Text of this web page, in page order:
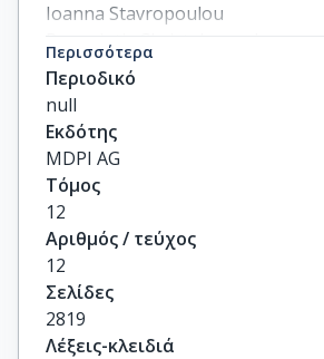
Ioanna Stavropoulou
Panagiotis Christakopoulos
Maria Kasimatis
Panagiota G. Fragouli
Hermis Iatrou
Περισσότερα
Περιοδικό
null
Εκδότης
MDPI AG
Τόμος
12
Αριθμός / τεύχος
12
Σελίδες
2819
Λέξεις-κλειδιά